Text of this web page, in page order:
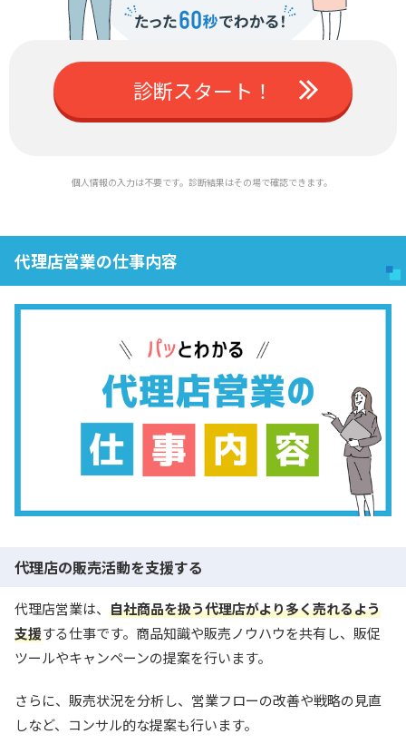
診断スタート！
個人情報の入力は不要です。診断結果はその場で確認できます。
代理店営業の仕事内容
代理店の販売活動を支援する
代理店営業は、 自社商品を扱う代理店がより多く売れるよう
支援する仕事です。商品知識や販売ノウハウを共有し、販促
ツールやキャンペーンの提案を行います。
さらに、販売状況を分析し、営業フローの改善や戦略の見直
しなど、コンサル的な提案も行います。